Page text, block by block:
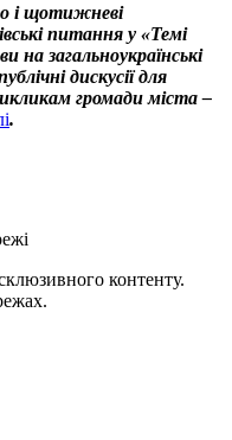
і щотижневі
питання у «Темі
загальноукраїнські
дискусії для
громади міста –
.
контенту.